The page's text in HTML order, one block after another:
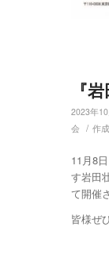
『
2023年
会 / 作
11月8
す岩田
て開催
皆様ぜ